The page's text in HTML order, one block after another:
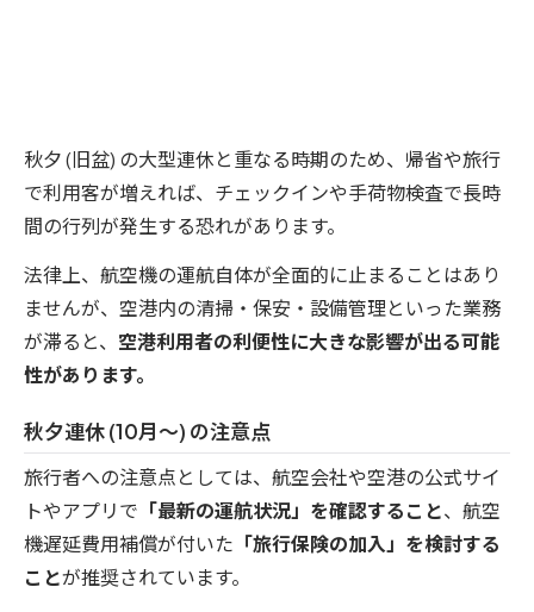
秋夕 (旧盆) の大型連休と重なる時期のため、帰省や旅行
で利用客が増えれば、チェックインや手荷物検査で長時
間の行列が発生する恐れがあります。
法律上、航空機の運航自体が全面的に止まることはあり
ませんが、空港内の清掃・保安・設備管理といった業務
が滞ると、 空港利用者の利便性に大きな影響が出る可能
性があります。
秋夕連休 (10月〜) の注意点
旅行者への注意点としては、航空会社や空港の公式サイ
トやアプリで 「最新の運航状況」を確認すること、航空
機遅延費用補償が付いた 「旅行保険の加入」を検討する
ことが推奨されています。